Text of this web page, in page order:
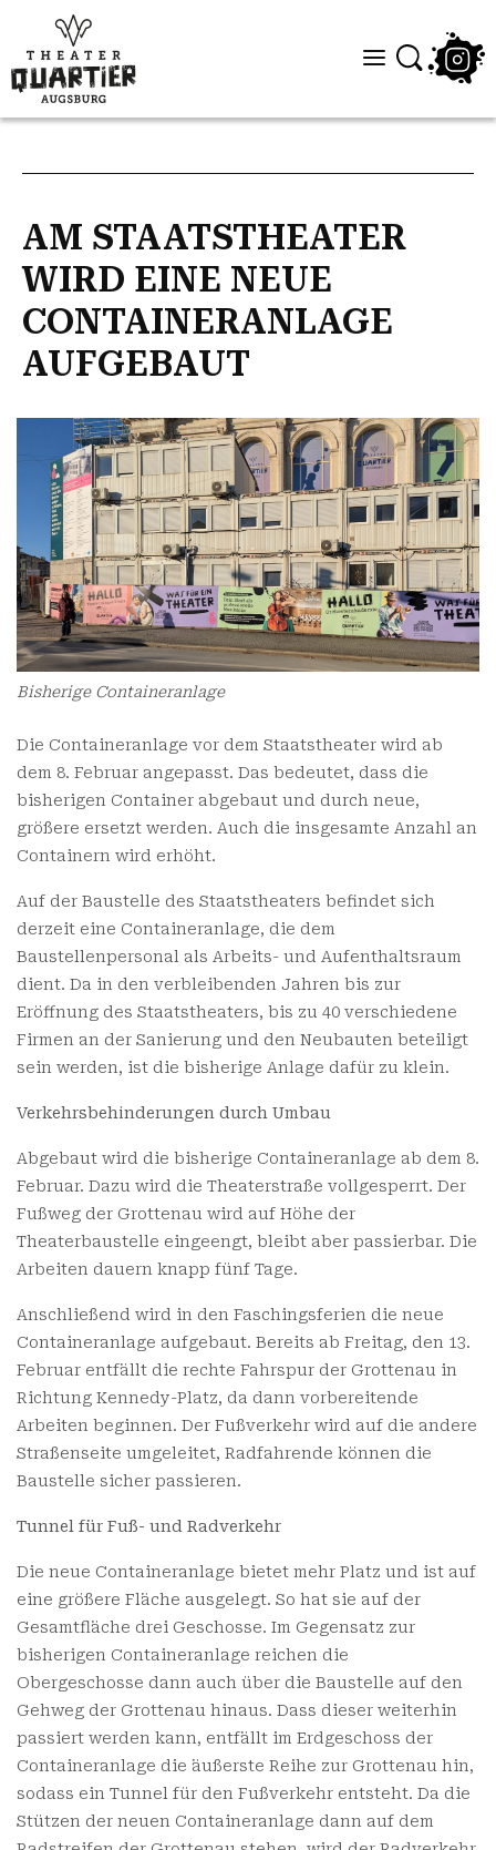
AM STAATSTHEATER
WIRD EINE NEUE
CONTAINERANLAGE
AUFGEBAUT
Bisherige Containeranlage
Die Containeranlage vor dem Staatstheater wird ab
dem 8. Februar angepasst. Das bedeutet, dass die
bisherigen Container abgebaut und durch neue,
größere ersetzt werden. Auch die insgesamte Anzahl an
Containern wird erhöht.
Auf der Baustelle des Staatstheaters befindet sich
derzeit eine Containeranlage, die dem
Baustellenpersonal als Arbeits- und Aufenthaltsraum
dient. Da in den verbleibenden Jahren bis zur
Eröffnung des Staatstheaters, bis zu 40 verschiedene
Firmen an der Sanierung und den Neubauten beteiligt
sein werden, ist die bisherige Anlage dafür zu klein.
Verkehrsbehinderungen durch Umbau
Abgebaut wird die bisherige Containeranlage ab dem 8.
Februar. Dazu wird die Theaterstraße vollgesperrt. Der
Fußweg der Grottenau wird auf Höhe der
Theaterbaustelle eingeengt, bleibt aber passierbar. Die
Arbeiten dauern knapp fünf Tage.
Anschließend wird in den Faschingsferien die neue
Containeranlage aufgebaut. Bereits ab Freitag, den 13.
Februar entfällt die rechte Fahrspur der Grottenau in
Richtung Kennedy-Platz, da dann vorbereitende
Arbeiten beginnen. Der Fußverkehr wird auf die andere
Straßenseite umgeleitet, Radfahrende können die
Baustelle sicher passieren.
Tunnel für Fuß- und Radverkehr
Die neue Containeranlage bietet mehr Platz und ist auf
eine größere Fläche ausgelegt. So hat sie auf der
Gesamtfläche drei Geschosse. Im Gegensatz zur
bisherigen Containeranlage reichen die
Obergeschosse dann auch über die Baustelle auf den
Gehweg der Grottenau hinaus. Dass dieser weiterhin
passiert werden kann, entfällt im Erdgeschoss der
Containeranlage die äußerste Reihe zur Grottenau hin,
sodass ein Tunnel für den Fußverkehr entsteht. Da die
Stützen der neuen Containeranlage dann auf dem